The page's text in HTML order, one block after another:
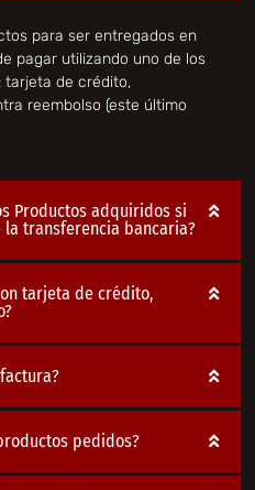
para ser entregados en
pagar utilizando uno de los
tarjeta de crédito,
reembolso (este último
Productos adquiridos si
transferencia bancaria?
tarjeta de crédito,
pedidos?